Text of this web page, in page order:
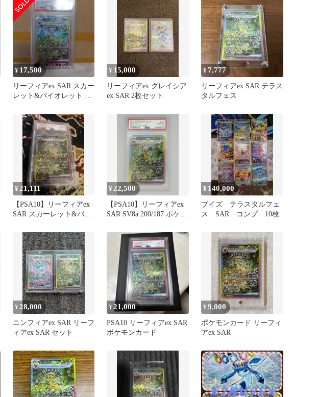
¥ 17,500
リーフィアex SAR スカー
レット&バイオレット ハ
タ…
¥ 15,000
リーフィアex グレイシア
ex SAR 2枚セット
¥7,777
リーフィアex SAR テラス
タルフェス
¥21,111
【PSA10】リーフィアex
SAR スカーレット&バイ
¥22,500
【PSA10】リーフィアex
SAR SV8a 200/187 ポケモ
¥ 140,000
ブイズ テラスタルフェ
ス SAR コンプ 10枚
¥28,000
ニンフィアex SAR リーフ
ィアex SAR セット
¥21,000
PSA10 リーフィアex SAR
ポケモンカード
¥9,000
ポケモンカード リーフィ
アex SAR